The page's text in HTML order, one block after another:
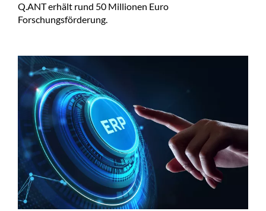
Q.ANT erhält rund 50 Millionen Euro
Forschungsförderung.